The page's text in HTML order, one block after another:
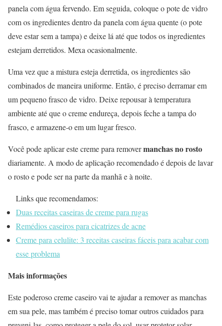
panela com água fervendo. Em seguida, coloque o pote de vidro
com os ingredientes dentro da panela com água quente (o pote
deve estar sem a tampa) e deixe lá até que todos os ingredientes
estejam derretidos. Mexa ocasionalmente.
Uma vez que a mistura esteja derretida, os ingredientes são
combinados de maneira uniforme. Então, é preciso derramar em
um pequeno frasco de vidro. Deixe repousar à temperatura
ambiente até que o creme endureça, depois feche a tampa do
frasco, e armazene-o em um lugar fresco.
Você pode aplicar este creme para removermanchas no rosto
diariamente. A modo de aplicação recomendado é depois de lavar
o rosto e pode ser na parte da manhã e à noite.
Links que recomendamos:
Duas receitas caseiras de creme para rugas
Remédios caseiros para cicatrizes de acne
Creme para celulite: 3 receitas caseiras fáceis para acabar com
esse problema
Mais informações
Este poderoso creme caseiro vai te ajudar a remover as manchas
em sua pele, mas também é preciso tomar outros cuidados para